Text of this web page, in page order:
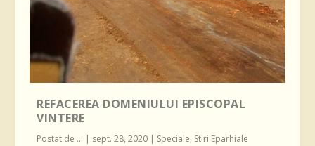
REFACEREA DOMENIULUI EPISCOPAL
VINTERE
Postat de ... | sept. 28, 2020 | Speciale, Stiri Eparhiale